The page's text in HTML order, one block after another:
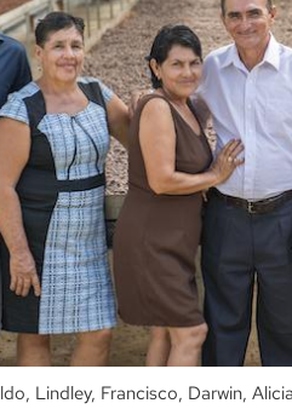
Lindley, Francisco, Darwin,